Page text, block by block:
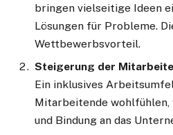
bringen vielseitige Ideen
Lösungen für Probleme.
Wettbewerbsvorteil.
Steigerung der
Ein inklusives
Mitarbeitende wohlfühlen,
und Bindung an das